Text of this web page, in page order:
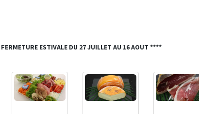
ESTIVALE DU 27 JUILLET AU 16 AOUT ****